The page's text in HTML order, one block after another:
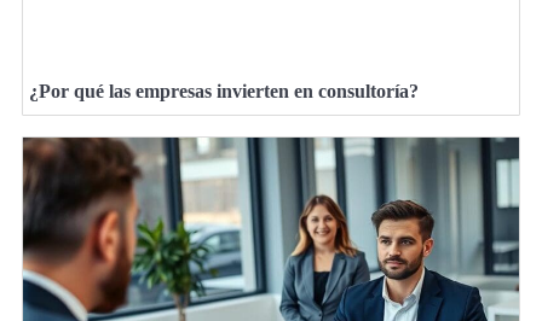
¿Por qué las empresas invierten en consultoría?